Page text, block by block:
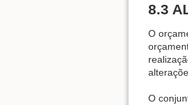
8.3
O
O